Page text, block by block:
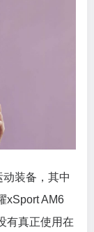
装备，其中
xSport AM6
有真正使用在